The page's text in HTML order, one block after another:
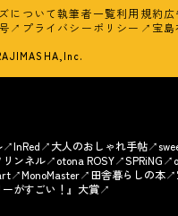
について執筆者一覧利用規約
プライバシーポリシー 宝島
InRed 大人のおしゃれ手帖
リンネル otona ROSY SPRiNG
MonoMaster 田舎暮らしの本
ーがすごい！』大賞